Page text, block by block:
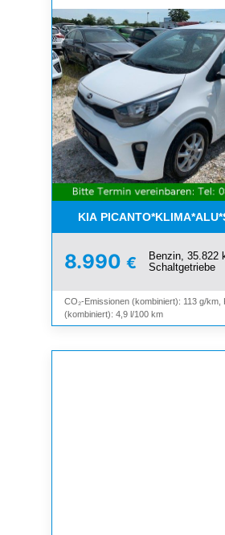
KIA
8.990 €
Benzin, 35.822
Schaltgetriebe
CO₂-Emissionen (kombiniert): 113 g/
(kombiniert): 4,9 l/100 km